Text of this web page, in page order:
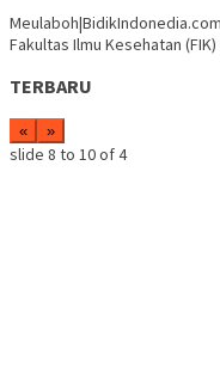
Fakultas Ilmu Kesehatan
TERBARU
« »
slide 8 to 10of 4